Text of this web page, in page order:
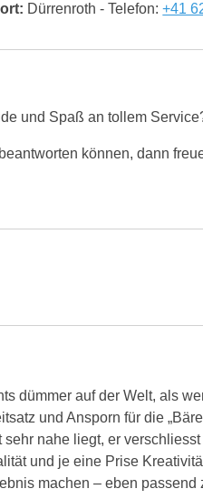
Dürrenroth - Telefon:+41
und Spaß an tollem
können, dann
dümmer auf der Welt, als
und Ansporn für die
nahe liegt, er
und je eine Prise
machen – eben